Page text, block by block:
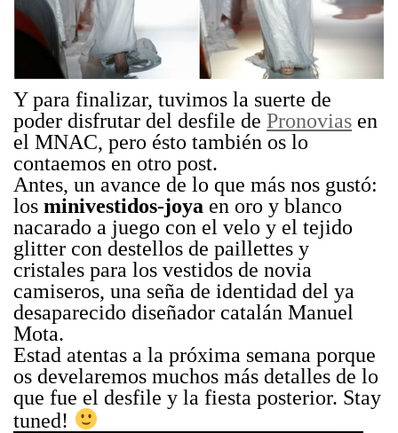
Y para finalizar, tuvimos la suerte de
poder disfrutar del desfile de Pronovias en
el MNAC, pero ésto también os lo
contaemos en otro post.
Antes, un avance de lo que más nos gustó:
los minivestidos-joya en oro y blanco
nacarado a juego con el velo y el tejido
glitter con destellos de paillettes y
cristales para los vestidos de novia
camiseros, una seña de identidad del ya
desaparecido diseñador catalán Manuel
Mota.
Estad atentas a la próxima semana porque
os develaremos muchos más detalles de lo
que fue el desfile y la fiesta posterior. Stay
tuned!